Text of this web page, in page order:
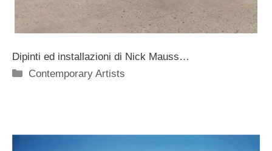
Dipinti ed installazioni di Nick Mauss…
Categorie
Contemporary Artists